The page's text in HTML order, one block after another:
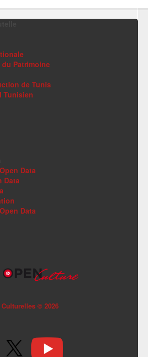
Patrimoine
de Tunis
Tunisien
Data
Data
Data
Culturelles © 2026